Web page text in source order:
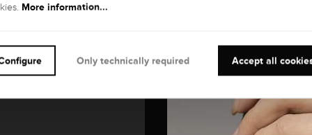
Diamond
More information...
Accept all
Only technically required